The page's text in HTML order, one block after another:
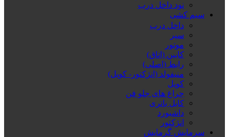
نود داخل درب
سیم کشی
داخل درب
سپر
موتور
کابین (اتاق)
رابط (اصلی)
منیفولد (انژکتور- کویل)
کویل
چراغ های جلو فن
کابل باتری
داشبورد
انژکتور
سرمایش گرمایش